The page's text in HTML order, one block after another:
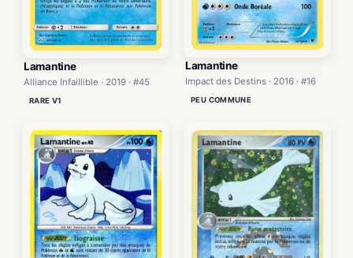
Lamantine
Alliance Infaillible · 2019 · #45
RARE V1
Lamantine
Impact des Destins · 2016 · #16
PEU COMMUNE